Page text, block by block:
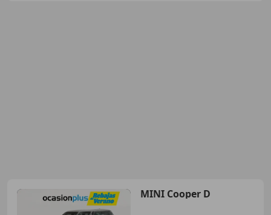
MINI Cooper D